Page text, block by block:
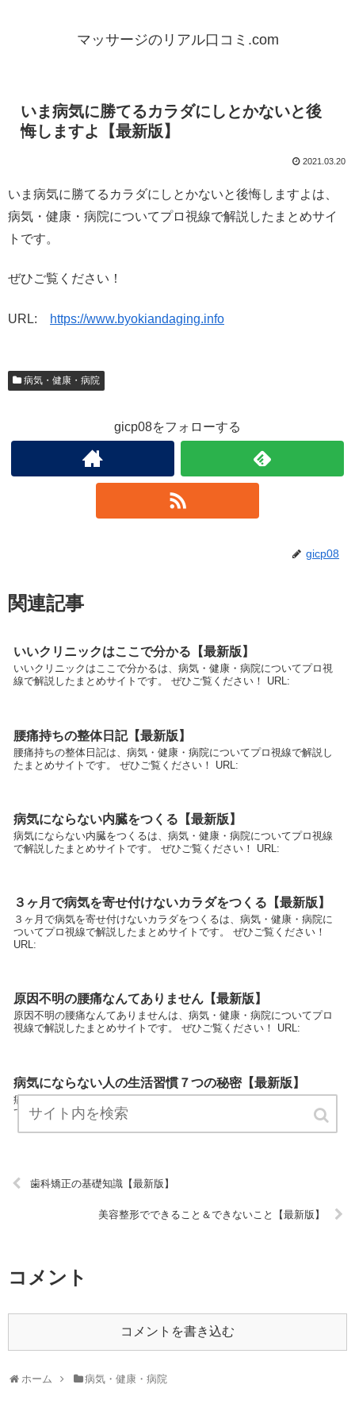
マッサージのリアル口コミ.com
いま病気に勝てるカラダにしとかないと後
悔しますよ【最新版】
2021.03.20
いま病気に勝てるカラダにしとかないと後悔しますよは、
病気・健康・病院についてプロ視線で解説したまとめサイ
トです。
ぜひご覧ください！
URL: https://www.byokiandaging.info
病気・健康・病院
gicp08をフォローする
gicp08
関連記事
いいクリニックはここで分かる【最新版】
いいクリニックはここで分かるは、病気・健康・病院についてプロ視
線で解説したまとめサイトです。 ぜひご覧ください！ URL:
腰痛持ちの整体日記【最新版】
腰痛持ちの整体日記は、病気・健康・病院についてプロ視線で解説し
たまとめサイトです。 ぜひご覧ください！ URL:
病気にならない内臓をつくる【最新版】
病気にならない内臓をつくるは、病気・健康・病院についてプロ視線
で解説したまとめサイトです。 ぜひご覧ください！ URL:
３ヶ月で病気を寄せ付けないカラダをつくる【最新版】
３ヶ月で病気を寄せ付けないカラダをつくるは、病気・健康・病院に
ついてプロ視線で解説したまとめサイトです。 ぜひご覧ください！
URL:
原因不明の腰痛なんてありません【最新版】
原因不明の腰痛なんてありませんは、病気・健康・病院についてプロ
視線で解説したまとめサイトです。 ぜひご覧ください！ URL:
病気にならない人の生活習慣７つの秘密【最新版】
病気にならない人の生活習慣７つの秘密は、病気・健康・病院につい
てプロ視線で解説したまとめサイトです。 ぜひご覧ください！ URL:
歯科矯正の基礎知識【最新版】
美容整形でできること＆できないこと【最新版】
コメント
コメントを書き込む
ホーム 病気・健康・病院